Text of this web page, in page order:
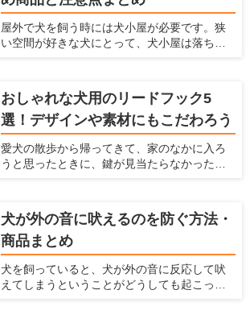
で様々なメリットがあります。 愛犬家住宅で
は、日々多くのメーカーの製品をチェックを
することで、愛犬が暮らしやすいサンルーム
対して、サンルームのメリットやサンルーム
を設置するときに気をつけるポイント、おす
すめのメーカーなどを紹介いたします。
屋外で犬を飼う時には犬小屋が必要です。狭
い空間が好きな犬にとって、犬小屋は落ち着
快適に過ごせるだけでなく、衛星面やお手入
れなど飼い主にとっても快適なものを選ぶの
がおすすめ。 ここでは、愛犬の犬小屋をどう
やって選んだらいいかわからない人、デザイ
ンや機能からおすすめの犬小屋を探している
人に、おすすめの犬小屋を紹介しようと思い
おしゃれな犬用のリードフック5
選！デザインや素材にもこだわろう
愛犬の散歩から帰ってきて、家のなかに入ろ
うと思ったときに、鍵が見当たらなかったと
ワンちゃんが走り回ってしまったということ
もあるのではないでしょうか？ 玄関の脇に
リードフックがあれば、リードフックにリー
ドをかけることで両手を空けられ、そんな事
態を避けられます。 ここでは、設置しておけ
ばとても便利なリードフックやおすすめリー
犬が外の音に吠えるのを防ぐ方法・
商品まとめ
犬を飼っていると、犬が外の音に反応して吠
えてしまうということがどうしても起こって